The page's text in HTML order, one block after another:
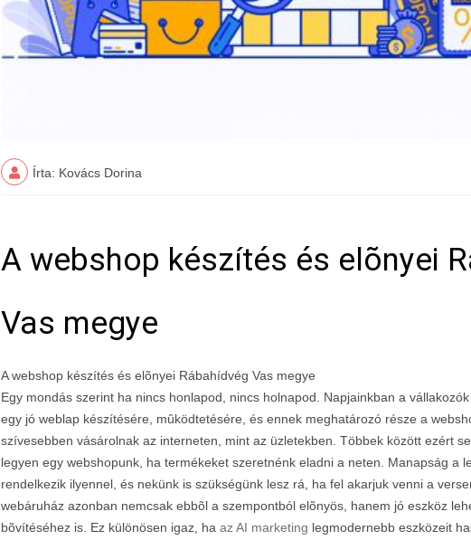
Írta: Kovács Dorina
A webshop készítés és elõnyei
Vas megye
A webshop készítés és elõnyei Rábahídvég Vas megye
Egy mondás szerint ha nincs honlapod, nincs holnapod. Napjainkban a
egy jó weblap készítésére, mûködtetésére, és ennek meghatározó része a
szívesebben vásárolnak az interneten, mint az üzletekben. Többek között ezért
legyen egy webshopunk, ha termékeket szeretnénk eladni a neten. Manapság a
rendelkezik ilyennel, és nekünk is szükségünk lesz rá, ha fel akarjuk venni a
webáruház azonban nemcsak ebbõl a szempontból elõnyös, hanem jó eszköz
bõvítéséhez is. Ez különösen igaz, ha az AI marketing legmodernebb eszközeit